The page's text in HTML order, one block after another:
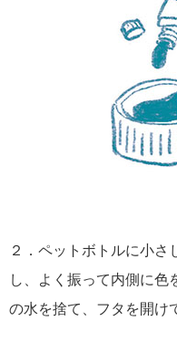
２．ペットボトルに小さ
し、よく振って内側に色
の水を捨て、フタを開け